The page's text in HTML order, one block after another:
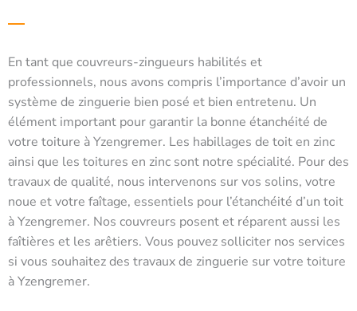
En tant que couvreurs-zingueurs habilités et
professionnels, nous avons compris l’importance d’avoir un
système de zinguerie bien posé et bien entretenu. Un
élément important pour garantir la bonne étanchéité de
votre toiture à Yzengremer. Les habillages de toit en zinc
ainsi que les toitures en zinc sont notre spécialité. Pour des
travaux de qualité, nous intervenons sur vos solins, votre
noue et votre faîtage, essentiels pour l’étanchéité d’un toit
à Yzengremer. Nos couvreurs posent et réparent aussi les
faîtières et les arêtiers. Vous pouvez solliciter nos services
si vous souhaitez des travaux de zinguerie sur votre toiture
à Yzengremer.